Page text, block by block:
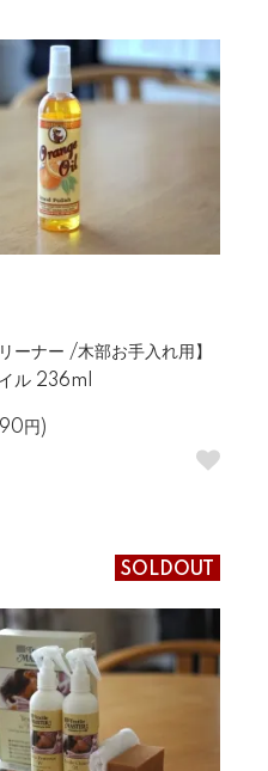
ーナー /木部お手入れ用】
ル 236ml
円)
SOLDOUT